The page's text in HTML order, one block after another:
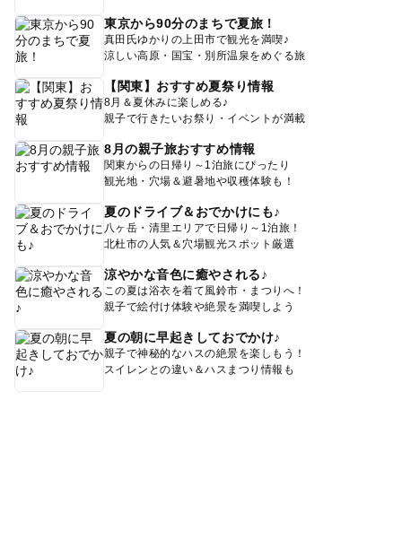
東京から90分のまちで夏旅！
真田氏ゆかりの上田市で観光を満喫♪
涼しい高原・国宝・別所温泉をめぐる旅
【関東】おすすめ夏祭り情報
8月＆夏休みに楽しめる♪
親子で行きたいお祭り・イベントが満載
8月の親子旅おすすめ情報
関東からの日帰り～1泊旅にぴったり
観光地・穴場＆避暑地や収穫体験も！
夏のドライブ＆おでかけにも♪
八ヶ岳・清里エリアで日帰り～1泊旅！
北杜市の人気＆穴場観光スポット厳選
涼やかな音色に癒やされる♪
この夏は浴衣を着て風鈴市・まつりへ！
親子で絵付け体験や絶景を満喫しよう
夏の朝に早起きしておでかけ♪
親子で神秘的なハスの絶景を楽しもう！
スイレンとの違い＆ハスまつり情報も